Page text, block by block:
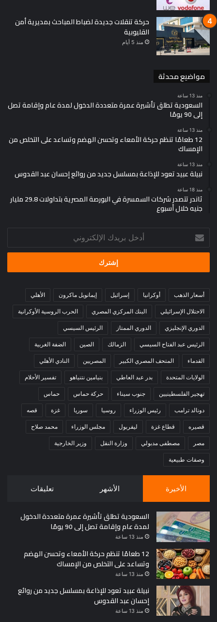
حركة تنقلات جديدة لضباط المباحث بمديرية أمن
القليوبية
منذ 5 أيام
مواضيع محدثة
منذ 13 ساعة
السعودية تطلق تأشيرة عمرة متعددة الدخول لمدة عام وإقامة تصل
إلى 90 يومًا
منذ 13 ساعة
12 طعامًا تنظم حركة الأمعاء وتحسن الهضم وتساعد على التخلص من
الإمساك
منذ 13 ساعة
نبيلة عبيد تعود للإذاعة بمسلسل جديد من روائع إحسان عبد القدوس
منذ 18 ساعة
ثاندر تتصدر شركات السمسرة في البورصة المصرية بتداولات 29.8 مليار
جنيه خلال أسبوع
بريدك
الإلكتروني
أسعار الذهب أوكرانيا إسرائيل إيمانويل ماكرون الأهلي
الاحتلال الإسرائيلي البنك المركزي المصري الحرب الروسية الأوكرانية
الدوري الإنجليزي الدوري الممتاز الرئيس السيسي
الرئيس عبد الفتاح السيسي الزمالك الصين الضفة الغربية
القدماء المتحف المصري الكبير المصريين النادي الأهلي
الولايات المتحدة بدر عبد العاطي بنيامين نتنياهو تفسير الأحلام
تهجير الفلسطينيين جنوب سيناء حركة حماس حماس
دونالد ترامب رئيس الوزراء روسيا سوريا غزة قصه
قصيره قطاع غزة ليفربول مجلس الوزراء محمد صلاح
مصر مصطفى مدبولي وزارة النقل وزير الخارجية
وصفات طبيعية
الأخيرة الأشهر تعليقات
السعودية تطلق تأشيرة عمرة متعددة الدخول
لمدة عام وإقامة تصل إلى 90 يومًا
منذ 13 ساعة
12 طعامًا تنظم حركة الأمعاء وتحسن الهضم
وتساعد على التخلص من الإمساك
منذ 13 ساعة
نبيلة عبيد تعود للإذاعة بمسلسل جديد من روائع
إحسان عبد القدوس
منذ 13 ساعة